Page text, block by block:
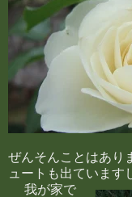
ぜんそんことはあり
ュートも出ています
我が家で